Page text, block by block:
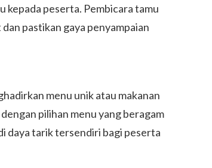
kepada peserta. Pembicara tamu
pastikan gaya penyampaian
menu unik atau makanan
pilihan menu yang beragam
daya tarik tersendiri bagi peserta